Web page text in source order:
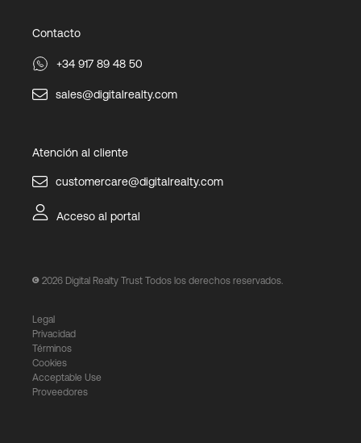
Contacto
+34 917 89 48 50
sales@digitalrealty.com
Atención al cliente
customercare@digitalrealty.com
Acceso al portal
2026 Digital Realty Trust Todos los derechos reservados.
Legal
Privacidad
Términos
Cookies
Acceptable Use
Proveedores